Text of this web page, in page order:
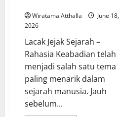
Wiratama Atthalla
June 18,
2026
Lacak Jejak Sejarah –
Rahasia Keabadian telah
menjadi salah satu tema
paling menarik dalam
sejarah manusia. Jauh
sebelum...